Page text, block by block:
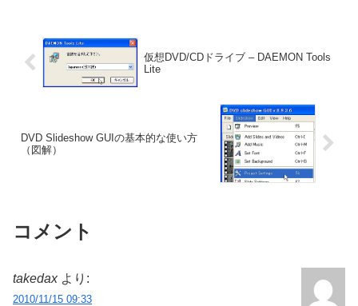
仮想DVD/CDドライブ – DAEMON Tools
Lite
DVD Slideshow GUIの基本的な使い方
（図解）
コメント
takedax より:
2010/11/15 09:33